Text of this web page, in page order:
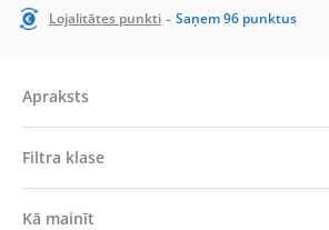
Lojalitātes punkti - Saņem96 punktus
Apraksts
Filtra klase
Kā mainīt